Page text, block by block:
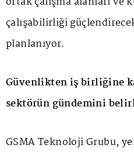
çalışabilirliği
planlanıyor.
Güvenlikten iş birliğine
sektörün gündemini
GSMA Teknoloji Grubu,